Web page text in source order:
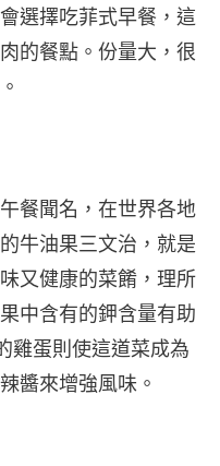
選擇吃菲式早餐，這
的餐點。份量大，很
餐聞名，在世界各地
牛油果三文治，就是
又健康的菜餚，理所
中含有的鉀含量有助
雞蛋則使這道菜成為
醬來增強風味。